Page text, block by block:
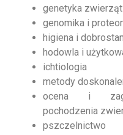
genetyka zwierząt
genomika i
higiena i
hodowla i
ichtiologia
metody
ocena i
pochodzenia
pszczelnictwo